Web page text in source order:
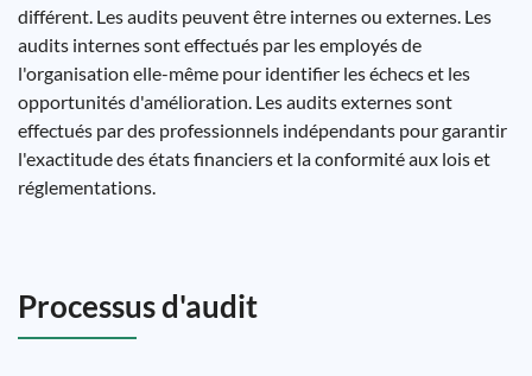
différent. Les audits peuvent être internes ou externes. Les
audits internes sont effectués par les employés de
l'organisation elle-même pour identifier les échecs et les
opportunités d'amélioration. Les audits externes sont
effectués par des professionnels indépendants pour garantir
l'exactitude des états financiers et la conformité aux lois et
réglementations.
Processus d'audit